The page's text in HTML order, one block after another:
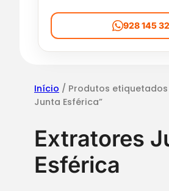
a
d
e
928 145
Início / Produtos etiquetados
Junta Esférica”
Extratores
Esférica